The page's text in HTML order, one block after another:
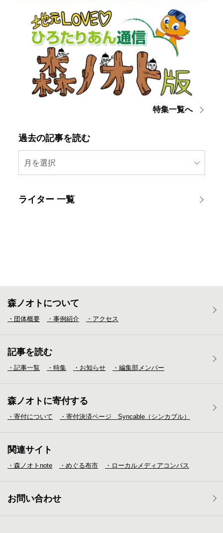
特集一覧へ
過去の記事を読む
月を選択
ライター 一覧
森ノオトについて
・団体概要 ・事例紹介 ・アクセス
記事を読む
・記事一覧 ・特集 ・お知らせ ・編集部メンバー
森ノオトに寄付する
・寄付について ・寄付決済ページ Syncable（シンカブル）
関連サイト
・森ノオトnote ・めぐる布市 ・ローカルメディア コンパス
お問い合わせ